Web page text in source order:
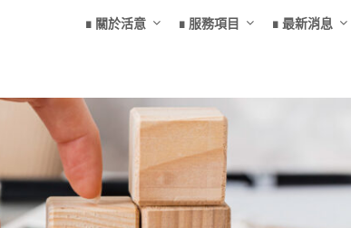
∎ 關於活意 ∎ 服務項目 ∎ 最新消息